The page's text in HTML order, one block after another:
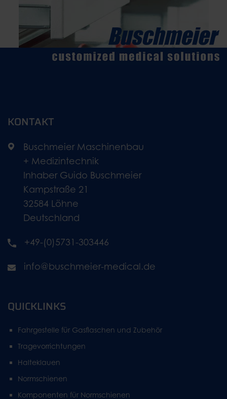
KONTAKT
Buschmeier Maschinenbau
+ Medizintechnik
Inhaber Guido Buschmeier
Kampstraße 21
32584 Löhne
Deutschland
+49-(0)5731-303446
info@buschmeier-medical.de
QUICKLINKS
Fahrgestelle für Gasflaschen und Zubehör
Tragevorrichtungen
Halteklauen
Normschienen
Komponenten für Normschienen